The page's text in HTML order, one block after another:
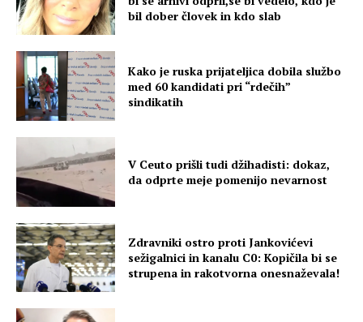
bil dober človek in kdo slab
Kako je ruska prijateljica dobila službo
med 60 kandidati pri “rdečih”
sindikatih
V Ceuto prišli tudi džihadisti: dokaz,
da odprte meje pomenijo nevarnost
Zdravniki ostro proti Jankovićevi
sežigalnici in kanalu C0: Kopičila bi se
strupena in rakotvorna onesnaževala!